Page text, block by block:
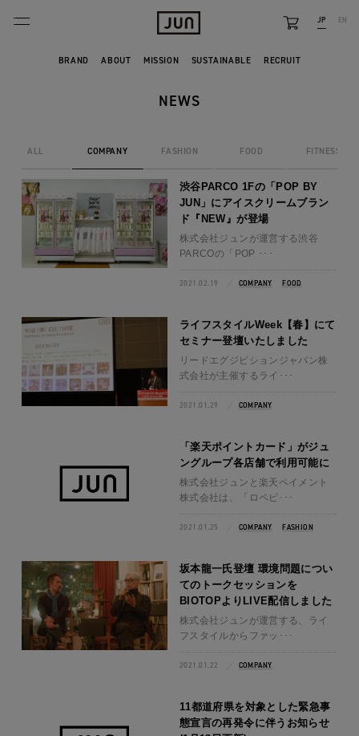
BRAND ABOUT MISSION SUSTAINABLE RECRUIT
JP EN
FEATURE
NEWS
NEWS
ALL COMPANY FASHION FOOD FITNESS
渋谷PARCO 1Fの「POP BY
JUN」にアイスクリームブラン
ド『NEW』が登場
株式会社ジュンが運営する渋谷
PARCOの「POP ･･･
2021.02.19 COMPANY FOOD
ライフスタイルWeek【春】にて
セミナー登壇いたしました
リードエグジビションジャパン株
式会社が主催するライ･･･
2021.01.29 COMPANY
「楽天ポイントカード」がジュ
ングループ各店舗で利用可能に
株式会社ジュンと楽天ペイメント
株式会社は、「ロペピ･･･
2021.01.25 COMPANY FASHION
坂本龍一氏登壇 環境問題につい
てのトークセッションを
BIOTOPよりLIVE配信しました
株式会社ジュンが運営する、ライ
フスタイルからファッ･･･
2021.01.22 COMPANY
11都道府県を対象とした緊急事
態宣言の再発令に伴うお知らせ